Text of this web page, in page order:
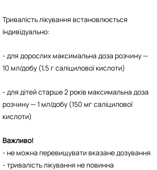
Тривалість лікування встановлюється
індивідуально:
- для дорослих максимальна доза розчину —
10 мл/добу (1,5 г саліцилової кислоти)
- для дітей старше 2 років максимальна доза
розчину — 1 мл/добу (150 мг саліцилової
кислоти)
Важливо!
- не можна перевищувати вказане дозування
- тривалість лікування не повинна